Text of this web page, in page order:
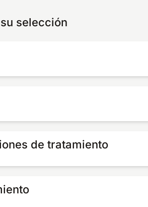
selección
de tratamiento